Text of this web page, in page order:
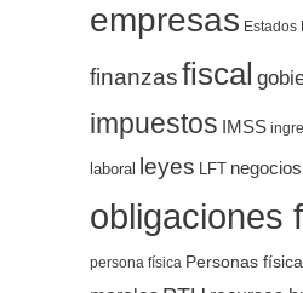
empresas Estados
finanzasfiscal
impuestos IMSS
laboral leyes LFT negocios
obligaciones
persona física Personas